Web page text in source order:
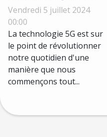
va transformer
notre utilisation
d'Internet
Vendredi 5 juillet 2024
00:00
La technologie 5G est sur
le point de révolutionner
notre quotidien d'une
manière que nous
commençons tout...